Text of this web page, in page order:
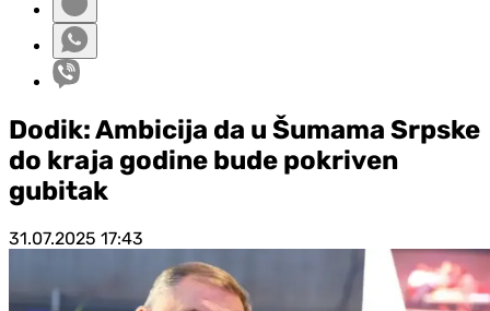
Dodik: Ambicija da u Šumama Srpske
do kraja godine bude pokriven
gubitak
31.07.2025 17:43